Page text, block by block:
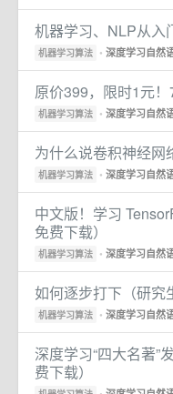
机器学习、NLP从入
机器学习算法 • 深度学习自然
原价399，限时1元
机器学习算法 • 深度学习自然
为什么说卷积神经网
机器学习算法 • 深度学习自然
中文版！学习
免费下载）
机器学习算法 • 深度学习自然
如何逐步打下（研究
机器学习算法 • 深度学习自然
深度学习“四大名著”
费下载）